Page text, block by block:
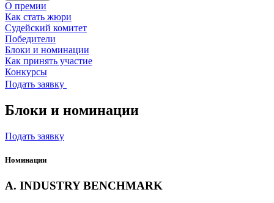
О премии
Как стать жюри
Судейский комитет
Победители
Блоки и номинации
Как принять участие
Конкурсы
Подать заявку
Блоки и номинации
Подать заявку
Номинации
A. INDUSTRY BENCHMARK